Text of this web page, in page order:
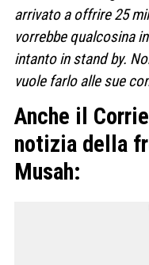
arrivato a offrire 25
vorrebbe qualcosina
intanto in stand by.
vuole farlo alle sue
Anche il
notizia della
Musah: